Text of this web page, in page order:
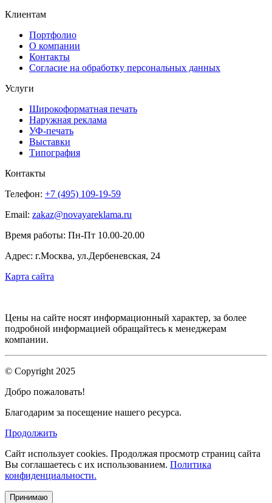
Клиентам
Портфолио
О компании
Контакты
Согласие на обработку персональных данных
Услуги
Широкоформатная печать
Наружная реклама
УФ-печать
Выставки
Типография
Контакты
Телефон: +7 (495) 109-19-59
Email: zakaz@novayareklama.ru
Время работы: Пн-Пт 10.00-20.00
Адрес: г.Москва, ул.Дербеневская, 24
Карта сайта
Цены на сайте носят информационный характер, за более
подробной информацией обращайтесь к менеджерам
компании.
© Copyright 2025
Добро пожаловать!
Благодарим за посещение нашего ресурса.
Продолжить
Сайт использует cookies. Продолжая просмотр страниц сайта
Вы соглашаетесь с их использованием. Политика
конфиденциальности.
Принимаю